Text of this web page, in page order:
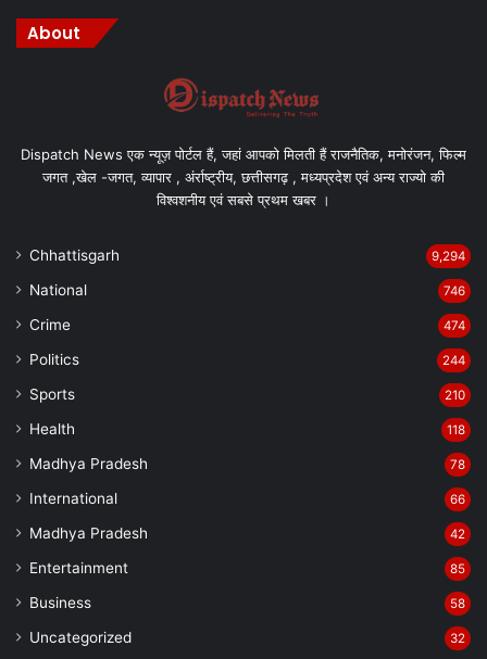
About
Dispatch News एक न्यूज़ पोर्टल हैं, जहां आपको मिलती हैं राजनैतिक, मनोरंजन, फिल्म
जगत ,खेल -जगत, व्यापार , अंर्राष्ट्रीय, छत्तीसगढ़ , मध्यप्रदेश एवं अन्य राज्यो की
विश्वशनीय एवं सबसे प्रथम खबर ।
Chhattisgarh 9,294
National 746
Crime 474
Politics 244
Sports 210
Health 118
Madhya Pradesh 78
International 66
Madhya Pradesh 42
Entertainment 85
Business 58
Uncategorized 32